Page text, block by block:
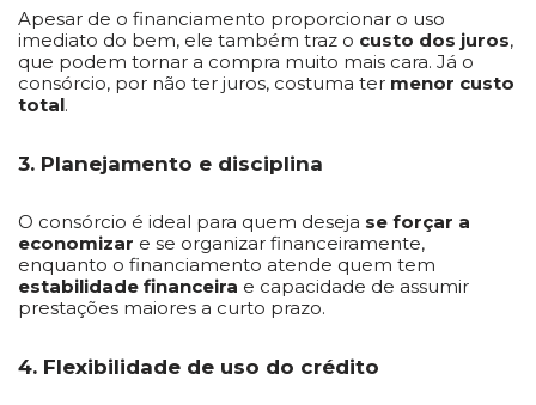
Apesar de o financiamento proporcionar o uso
imediato do bem, ele também traz o custo dos juros,
que podem tornar a compra muito mais cara. Já o
consórcio, por não ter juros, costuma ter menor custo
total.
3. Planejamento e disciplina
O consórcio é ideal para quem deseja se forçar a
economizar e se organizar financeiramente,
enquanto o financiamento atende quem tem
estabilidade financeira e capacidade de assumir
prestações maiores a curto prazo.
4. Flexibilidade de uso do crédito